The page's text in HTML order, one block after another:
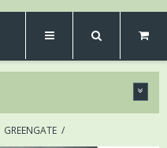
GREENGATE /